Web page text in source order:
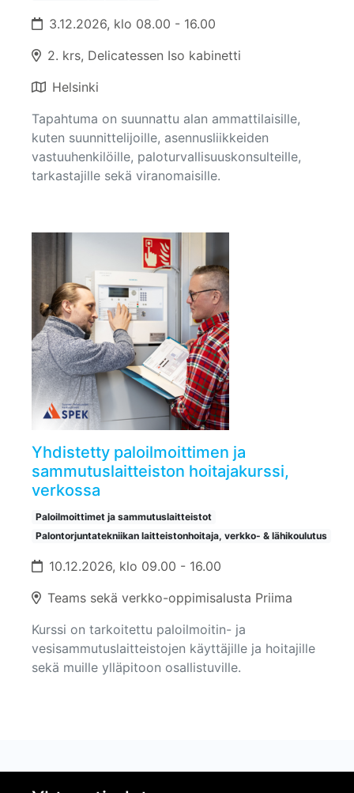
3.12.2026, klo 08.00 - 16.00
2. krs, Delicatessen Iso kabinetti
Helsinki
Tapahtuma on suunnattu alan ammattilaisille,
kuten suunnittelijoille, asennusliikkeiden
vastuuhenkilöille, paloturvallisuuskonsulteille,
tarkastajille sekä viranomaisille.
Yhdistetty paloilmoittimen ja
sammutuslaitteiston hoitajakurssi,
verkossa
Paloilmoittimet ja sammutuslaitteistot
Palontorjuntatekniikan laitteistonhoitaja, verkko- & lähikoulutus
10.12.2026, klo 09.00 - 16.00
Teams sekä verkko-oppimisalusta Priima
Kurssi on tarkoitettu paloilmoitin- ja
vesisammutuslaitteistojen käyttäjille ja hoitajille
sekä muille ylläpitoon osallistuville.